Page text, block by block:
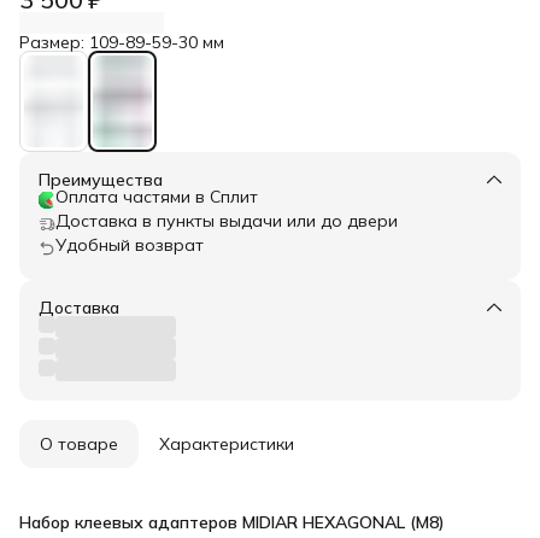
Размер: 109-89-59-30 мм
Преимущества
Оплата частями в Сплит
Доставка в пункты выдачи или до двери
Удобный возврат
Доставка
О товаре Характеристики
Набор клеевых адаптеров MIDIAR HEXAGONAL (M8)